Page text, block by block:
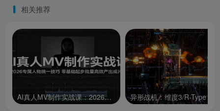
相关推荐
AI真人MV制作实战课：2026专属人物统一技巧，零基础起步批量高效产出成片